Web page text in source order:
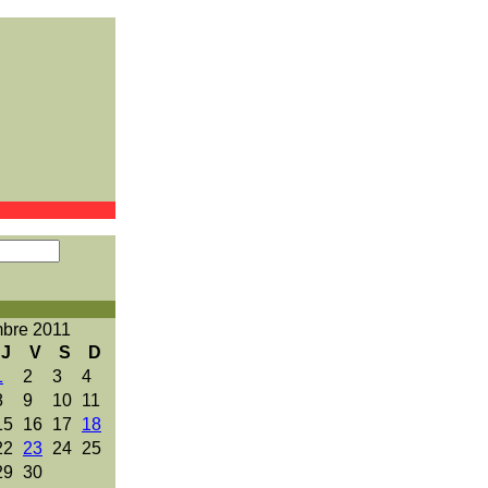
2011
J V S
D
2 3
4
9 10 11
16 17
18
23 24 25
30